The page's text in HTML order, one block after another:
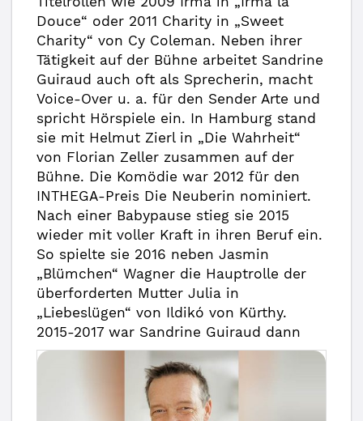
Douce“ oder 2011 Charity in „Sweet
Charity“ von Cy Coleman. Neben ihrer
Tätigkeit auf der Bühne arbeitet Sandrine
Guiraud auch oft als Sprecherin, macht
Voice-Over u. a. für den Sender Arte und
spricht Hörspiele ein. In Hamburg stand
sie mit Helmut Zierl in „Die Wahrheit“
von Florian Zeller zusammen auf der
Bühne. Die Komödie war 2012 für den
INTHEGA-Preis Die Neuberin nominiert.
Nach einer Babypause stieg sie 2015
wieder mit voller Kraft in ihren Beruf ein.
So spielte sie 2016 neben Jasmin
„Blümchen“ Wagner die Hauptrolle der
überforderten Mutter Julia in
„Liebeslügen“ von Ildikó von Kürthy.
2015-2017 war Sandrine Guiraud dann